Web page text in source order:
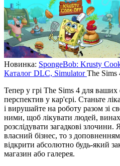
Новинка: SpongeBob: Krusty
Каталог DLC, Simulator The Sims
Тепер у грі The Sims 4 для ваших
перспектив у кар'єрі. Станьте
і вирушайте на роботу разом зі
ними, щоб лікувати людей,
розслідувати загадкові
власний бізнес, то з
відкрити абсолютно будь-який
магазин або галерея.